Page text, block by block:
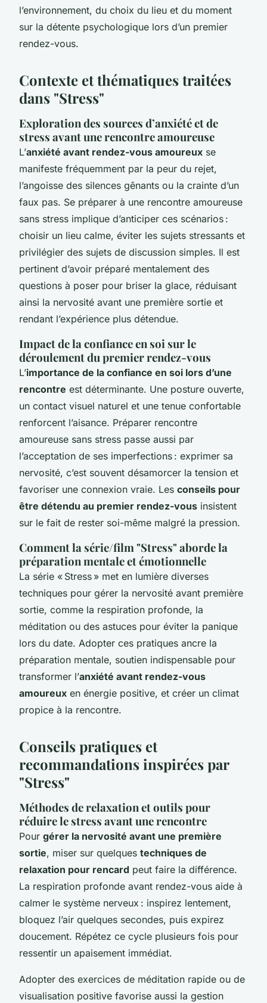
l’environnement, du choix du lieu et du moment
sur la détente psychologique lors d’un premier
rendez-vous.
Contexte et thématiques traitées
dans "Stress"
Exploration des sources d’anxiété et de
stress avant une rencontre amoureuse
L’anxiété avant rendez-vous amoureux se
manifeste fréquemment par la peur du rejet,
l’angoisse des silences gênants ou la crainte d’un
faux pas. Se préparer à une rencontre amoureuse
sans stress implique d’anticiper ces scénarios :
choisir un lieu calme, éviter les sujets stressants et
privilégier des sujets de discussion simples. Il est
pertinent d’avoir préparé mentalement des
questions à poser pour briser la glace, réduisant
ainsi la nervosité avant une première sortie et
rendant l’expérience plus détendue.
Impact de la confiance en soi sur le
déroulement du premier rendez-vous
L’importance de la confiance en soi lors d’une
rencontre est déterminante. Une posture ouverte,
un contact visuel naturel et une tenue confortable
renforcent l’aisance. Préparer rencontre
amoureuse sans stress passe aussi par
l’acceptation de ses imperfections : exprimer sa
nervosité, c’est souvent désamorcer la tension et
favoriser une connexion vraie. Les conseils pour
être détendu au premier rendez-vous insistent
sur le fait de rester soi-même malgré la pression.
Comment la série/film "Stress" aborde la
préparation mentale et émotionnelle
La série « Stress » met en lumière diverses
techniques pour gérer la nervosité avant première
sortie, comme la respiration profonde, la
méditation ou des astuces pour éviter la panique
lors du date. Adopter ces pratiques ancre la
préparation mentale, soutien indispensable pour
transformer l’anxiété avant rendez-vous
amoureux en énergie positive, et créer un climat
propice à la rencontre.
Conseils pratiques et
recommandations inspirées par
"Stress"
Méthodes de relaxation et outils pour
réduire le stress avant une rencontre
Pour gérer la nervosité avant une première
sortie, miser sur quelques techniques de
relaxation pour rencard peut faire la différence.
La respiration profonde avant rendez-vous aide à
calmer le système nerveux : inspirez lentement,
bloquez l’air quelques secondes, puis expirez
doucement. Répétez ce cycle plusieurs fois pour
ressentir un apaisement immédiat.
Adopter des exercices de méditation rapide ou de
visualisation positive favorise aussi la gestion